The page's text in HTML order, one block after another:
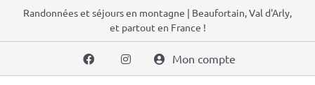
PasserRandonnées et séjours en montagne | Beaufortain, Val d'Arly,
et partout en France !
Mon compte